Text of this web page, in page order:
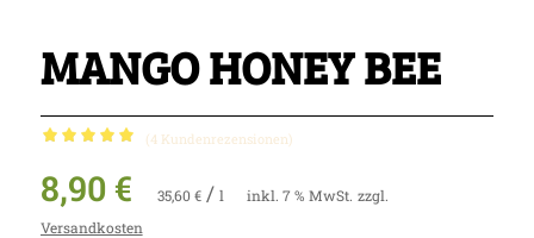
MANGO HONEY BEE
mit5.00
von 5,
(4Kundenrezensionen)
8,90 € 35,60€ /l inkl. 7 % MwSt. zzgl.
Versandkosten